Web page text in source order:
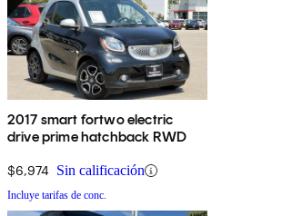
2017 smart fortwo electric
drive prime hatchback RWD
$6,974 Sin calificación
Incluye tarifas de conc.